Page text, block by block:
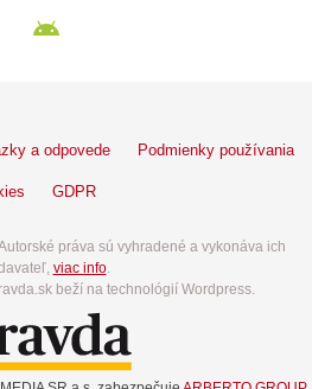
a odpovede Podmienky používania
GDPR
práva sú vyhradené a vykonáva ich
viac info.
beží na technológií Wordpress.